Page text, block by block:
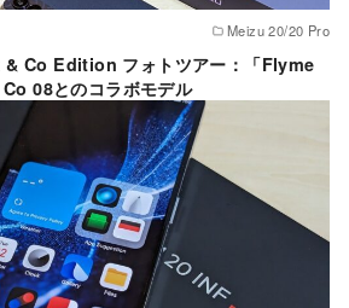
Meizu 20/20 Pro
Co Edition フォトツアー：「Flyme
08とのコラボモデル